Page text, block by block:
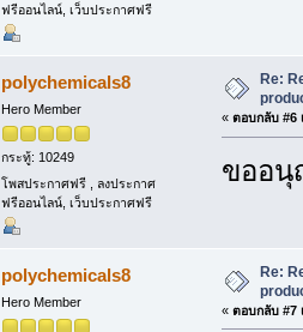
ฟรีออนไลน์, เว็บประกาศฟรี
polychemicals8
Hero Member
กระทู้: 10249
โพสประกาศฟรี , ลงประกาศ
ฟรีออนไลน์, เว็บประกาศฟรี
Re:
« ตอบกลับ #6
ขออนุ
polychemicals8
Hero Member
Re:
« ตอบกลับ #7